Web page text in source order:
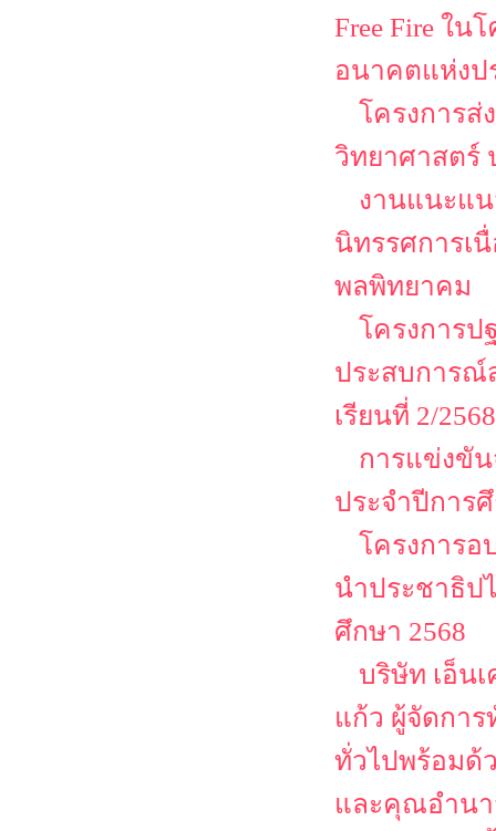
Free Fire ใ
อนาคตแห่งป
โครงการส่
วิทยาศาสตร์
งานแนะแ
นิทรรศการเ
พลพิทยาคม
โครงการ
ประสบการณ์
เรียนที่ 2/2568
การแข่งขั
ประจำปีการ
โครงการ
นำประชาธิป
ศึกษา 2568
บริษัท เอ็น
แก้ว ผู้จัดกา
ทั่วไปพร้อมด้
และคุณอำนา